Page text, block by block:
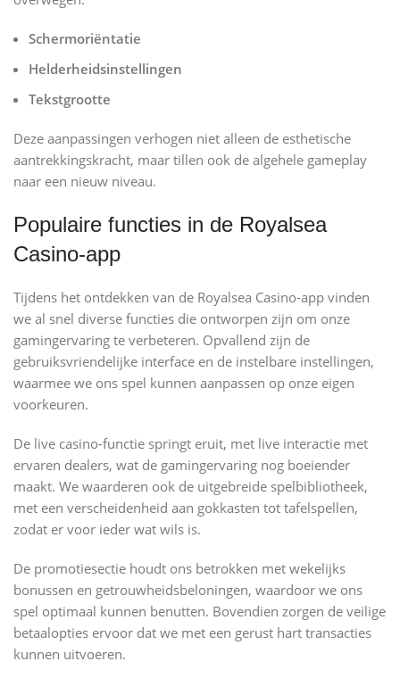
Schermoriëntatie
Helderheidsinstellingen
Tekstgrootte
Deze aanpassingen verhogen niet alleen de esthetische
aantrekkingskracht, maar tillen ook de algehele gameplay
naar een nieuw niveau.
Populaire functies in de Royalsea
Casino-app
Tijdens het ontdekken van de Royalsea Casino-app vinden
we al snel diverse functies die ontworpen zijn om onze
gamingervaring te verbeteren. Opvallend zijn de
gebruiksvriendelijke interface en de instelbare instellingen,
waarmee we ons spel kunnen aanpassen op onze eigen
voorkeuren.
De live casino-functie springt eruit, met live interactie met
ervaren dealers, wat de gamingervaring nog boeiender
maakt. We waarderen ook de uitgebreide spelbibliotheek,
met een verscheidenheid aan gokkasten tot tafelspellen,
zodat er voor ieder wat wils is.
De promotiesectie houdt ons betrokken met wekelijks
bonussen en getrouwheidsbeloningen, waardoor we ons
spel optimaal kunnen benutten. Bovendien zorgen de veilige
betaalopties ervoor dat we met een gerust hart transacties
kunnen uitvoeren.